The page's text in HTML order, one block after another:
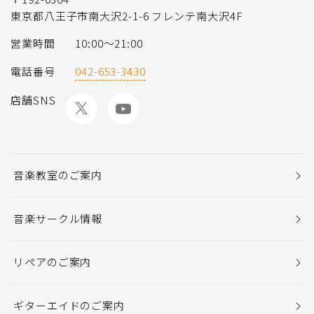
東京都八王子市南大沢2-1-6 フレンテ南大沢4F
営業時間
10:00〜21:00
電話番号
042-653-3430
店舗SNS
音楽教室のご案内
音楽サークル情報
リペアのご案内
ギターエイドのご案内